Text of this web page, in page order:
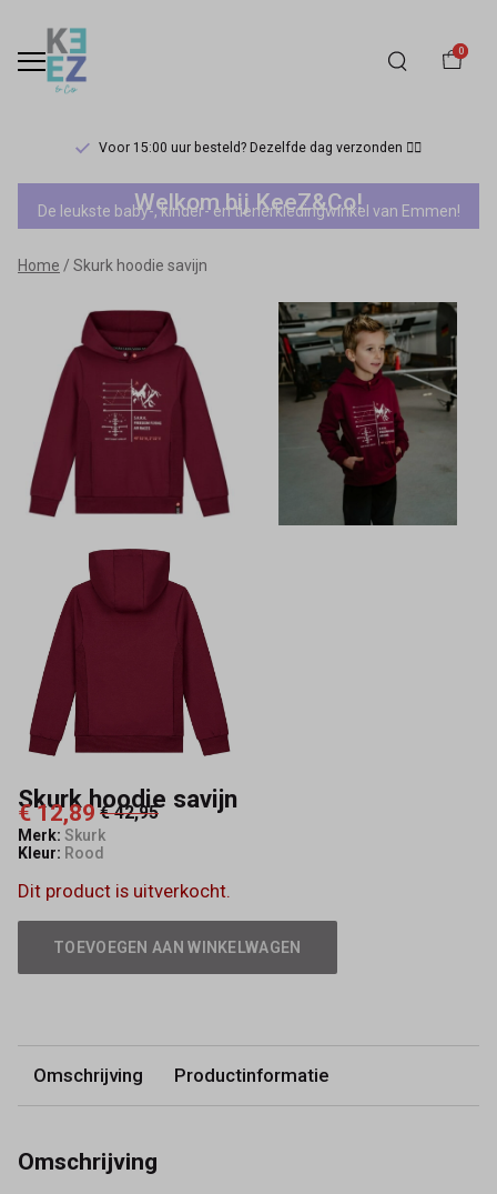
0
Voor 15:00 uur besteld? Dezelfde dag verzonden 🏃‍♀️
Skurk
hoodie
savijn
Keez&Co
Welkom bij KeeZ&Co!
De leukste baby-, kinder- en tienerkledingwinkel van Emmen!
Home Skurk hoodie savijn
Skurk hoodie savijn
€ 12,89 € 42,95
Merk: Skurk
Kleur: Rood
Dit product is uitverkocht.
TOEVOEGEN AAN WINKELWAGEN
Omschrijving Productinformatie
Omschrijving